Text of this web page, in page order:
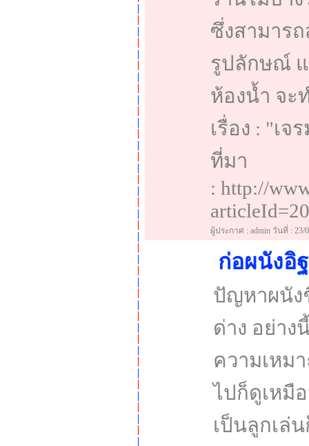
ซึ่งสามาร
รูปลักษณ์
ห้องน้ำ จะ
เรื่อง : "เ
ที่มา
: http://
ผู้ประกาศ : admin วันที่ : 23/
ก่อผนังอิ
ปัญหาผนัง
ด่าง อย่าง
ความเหม
ไปก็ดูเหมื
เป็นลูกเล่